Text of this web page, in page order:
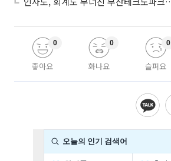
좋아요
0
화나요
0
슬퍼요
0